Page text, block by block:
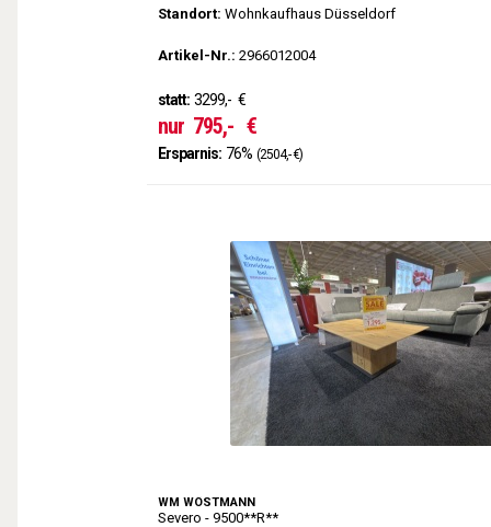
Standort: Wohnkaufhaus Düsseldorf
Artikel-Nr.: 2966012004
statt: 3299,- €
nur 795,- €
Ersparnis: 76% (2504,- €)
WM WÖSTMANN
Severo - 9500**R**